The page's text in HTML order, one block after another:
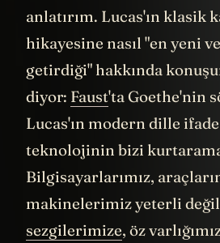
anlatırım. Lucas'ın klasik
hikayesine nasıl "en yeni
getirdiği" hakkında
diyor: Faust'ta Goethe'nin
Lucas'ın modern dille
teknolojinin bizi
Bilgisayarlarımız,
makinelerimiz yeterli
sezgilerimize, öz